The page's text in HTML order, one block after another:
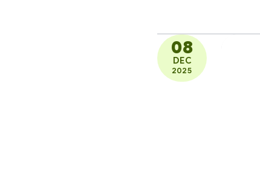
08
DEC
2025